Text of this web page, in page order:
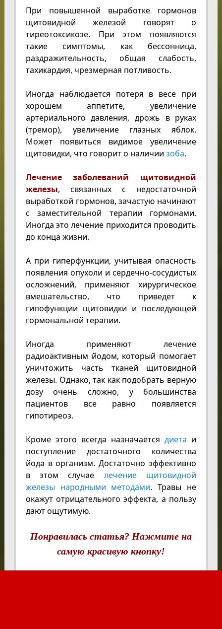
При повышенной выработке гормонов
щитовидной железой говорят о
тиреотоксикозе. При этом появляются
такие симптомы, как бессонница,
раздражительность, общая слабость,
тахикардия, чрезмерная потливость.
Иногда наблюдается потеря в весе при
хорошем аппетите, увеличение
артериального давления, дрожь в руках
(тремор), увеличение глазных яблок.
Может появиться видимое увеличение
щитовидки, что говорит о наличии зоба.
Лечение заболеваний щитовидной
железы, связанных с недостаточной
выработкой гормонов, зачастую начинают
с заместительной терапии гормонами.
Иногда это лечение приходится проводить
до конца жизни.
А при гиперфункции, учитывая опасность
появления опухоли и сердечно-сосудистых
осложнений, применяют хирургическое
вмешательство, что приведет к
гипофункции щитовидки и последующей
гормональной терапии.
Иногда применяют лечение
радиоактивным йодом, который помогает
уничтожить часть тканей щитовидной
железы. Однако, так как подобрать верную
дозу очень сложно, у большинства
пациентов все равно появляется
гипотиреоз.
Кроме этого всегда назначаетсядиета и
поступление достаточного количества
йода в организм. Достаточно эффективно
в этом случае лечение щитовидной
железы народными методами. Травы не
окажут отрицательного эффекта, а пользу
дают ощутимую.
Понравилась статья? Нажмите на
самую красивую кнопку!